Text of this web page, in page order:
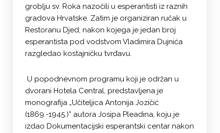
groblju sv. Roka nazočili u esperantisti iz raznih
gradova Hrvatske. Zatim je organiziran ručak u
Restoranu Djed, nakon kojega je jedan broj
esperantista pod vodstvom Vladimira Dujnića
razgledao kostajničku tvrđavu.
U popodnevnom programu koji je održan u
dvorani Hotela Central, predstavljena je
monografija „Učiteljica Antonija Jozičić
(1869.-1945.)” autora Josipa Pleadina, koju je
izdao Dokumentacijski esperantski centar nakon